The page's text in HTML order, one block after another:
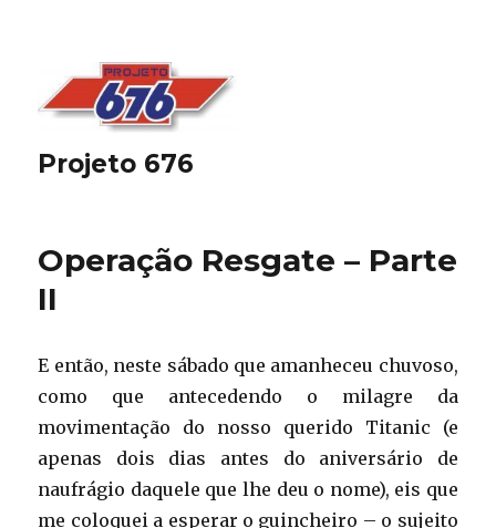
Projeto 676
Operação Resgate – Parte
II
E então, neste sábado que amanheceu chuvoso,
como que antecedendo o milagre da
movimentação do nosso querido Titanic (e
apenas dois dias antes do aniversário de
naufrágio daquele que lhe deu o nome), eis que
me coloquei a esperar o guincheiro – o sujeito